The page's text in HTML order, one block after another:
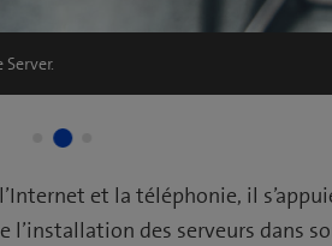
2
et la téléphonie, il
l’installation des serveurs dans